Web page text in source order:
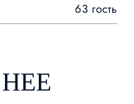
63 гость